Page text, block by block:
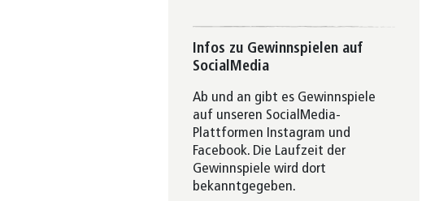
Infos zu Gewinnspielen auf
SocialMedia
Ab und an gibt es Gewinnspiele
auf unseren SocialMedia-
Plattformen Instagram und
Facebook. Die Laufzeit der
Gewinnspiele wird dort
bekanntgegeben.